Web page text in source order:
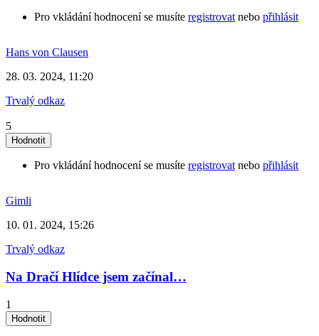
Pro vkládání hodnocení se musíte registrovat nebo přihlásit
Hans von Clausen
28. 03. 2024, 11:20
Trvalý odkaz
5
Pro vkládání hodnocení se musíte registrovat nebo přihlásit
Gimli
10. 01. 2024, 15:26
Trvalý odkaz
Na Dračí Hlídce jsem začínal…
1